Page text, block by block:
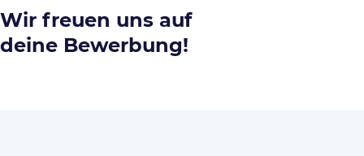
Wir freuen uns auf
deine Bewerbung!